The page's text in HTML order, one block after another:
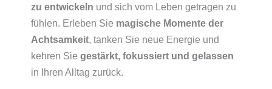
zu entwickeln und sich vom Leben getragen zu
fühlen. Erleben Sie magische Momente der
Achtsamkeit, tanken Sie neue Energie und
kehren Sie gestärkt, fokussiert und gelassen
in Ihren Alltag zurück.